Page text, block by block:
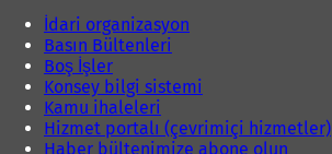
İdari organizasyon
Basın Bültenleri
Boş İşler
Konsey bilgi sistemi
Kamu ihaleleri
Hizmet portalı (çevrimiçi hizmetler)
Haber bültenimize abone olun